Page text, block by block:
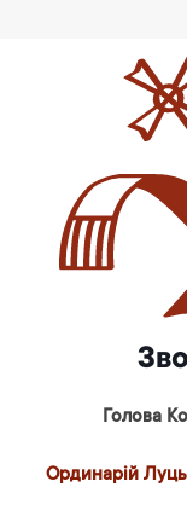
Голова
Ординарій